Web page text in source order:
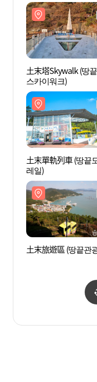
土末塔Skywalk (땅
스카이워크)
土末單軌列車 (땅끝
레일)
土末旅遊區 (땅끝관